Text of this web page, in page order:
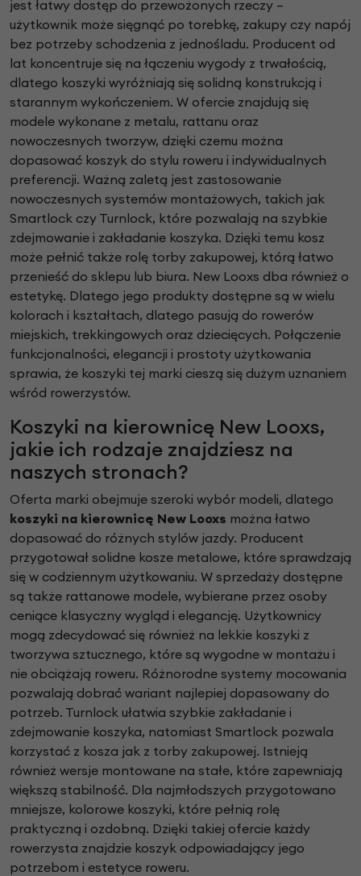
jest łatwy dostęp do przewożonych rzeczy –
użytkownik może sięgnąć po torebkę, zakupy czy napój
bez potrzeby schodzenia z jednośladu. Producent od
lat koncentruje się na łączeniu wygody z trwałością,
dlatego koszyki wyróżniają się solidną konstrukcją i
starannym wykończeniem. W ofercie znajdują się
modele wykonane z metalu, rattanu oraz
nowoczesnych tworzyw, dzięki czemu można
dopasować koszyk do stylu roweru i indywidualnych
preferencji. Ważną zaletą jest zastosowanie
nowoczesnych systemów montażowych, takich jak
Smartlock czy Turnlock, które pozwalają na szybkie
zdejmowanie i zakładanie koszyka. Dzięki temu kosz
może pełnić także rolę torby zakupowej, którą łatwo
przenieść do sklepu lub biura. New Looxs dba również o
estetykę. Dlatego jego produkty dostępne są w wielu
kolorach i kształtach, dlatego pasują do rowerów
miejskich, trekkingowych oraz dziecięcych. Połączenie
funkcjonalności, elegancji i prostoty użytkowania
sprawia, że koszyki tej marki cieszą się dużym uznaniem
wśród rowerzystów.
Koszyki na kierownicę New Looxs,
jakie ich rodzaje znajdziesz na
naszych stronach?
Oferta marki obejmuje szeroki wybór modeli, dlatego
koszyki na kierownicę New Looxs można łatwo
dopasować do różnych stylów jazdy. Producent
przygotował solidne kosze metalowe, które sprawdzają
się w codziennym użytkowaniu. W sprzedaży dostępne
są także rattanowe modele, wybierane przez osoby
ceniące klasyczny wygląd i elegancję. Użytkownicy
mogą zdecydować się również na lekkie koszyki z
tworzywa sztucznego, które są wygodne w montażu i
nie obciążają roweru. Różnorodne systemy mocowania
pozwalają dobrać wariant najlepiej dopasowany do
potrzeb. Turnlock ułatwia szybkie zakładanie i
zdejmowanie koszyka, natomiast Smartlock pozwala
korzystać z kosza jak z torby zakupowej. Istnieją
również wersje montowane na stałe, które zapewniają
większą stabilność. Dla najmłodszych przygotowano
mniejsze, kolorowe koszyki, które pełnią rolę
praktyczną i ozdobną. Dzięki takiej ofercie każdy
rowerzysta znajdzie koszyk odpowiadający jego
potrzebom i estetyce roweru.